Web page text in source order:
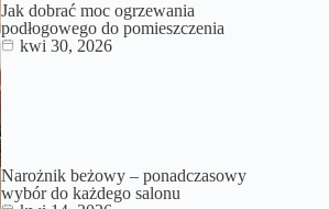
Jak dobrać moc ogrzewania
podłogowego do pomieszczenia
kwi 30, 2026
Narożnik beżowy – ponadczasowy
wybór do każdego salonu